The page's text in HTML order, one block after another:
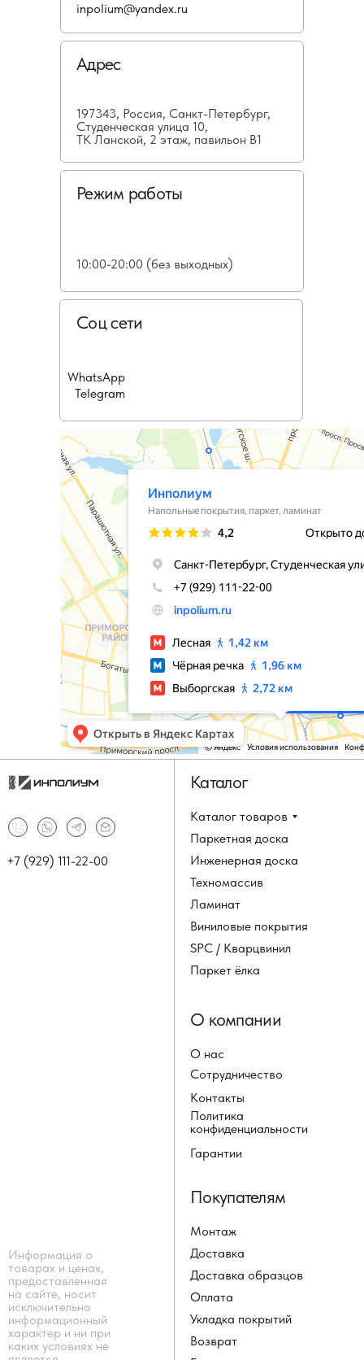
Адрес
197343, Россия, Санкт-Петербург,
Студенческая улица 10,
ТК Ланской, 2 этаж, павильон В1
Режим работы
10:00-20:00 (без выходных)
Соц сети
inpolium@yandex.ru
WhatsApp
Telegram
Каталог товаров
Паркетная доска
Инженерная доска
Техномассив
+7 (929) 111-22-00
Информация о
товарах и ценах,
предоставленная
на сайте, носит
исключительно
информационный
характер и ни при
каких условиях не
Каталог
Ламинат
Виниловые покрытия
SPC / Кварцвинил
Паркет ёлка
О нас
Сотрудничество
Контакты
Политика
конфиденциальности
О компании
Монтаж
Доставка
Доставка образцов
Оплата
Покупателям
Укладка покрытий
Возврат
Гарантии